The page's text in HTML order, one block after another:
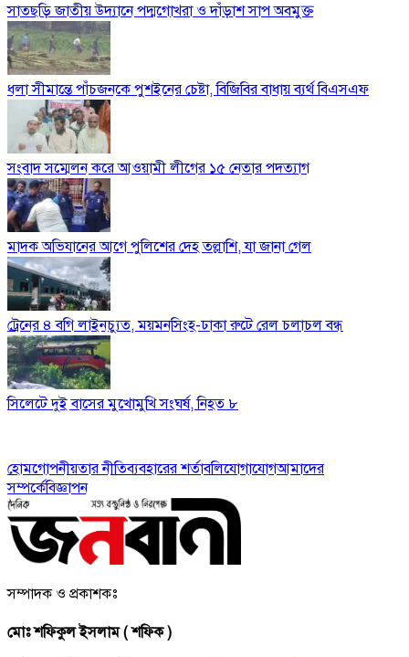
সাতছড়ি জাতীয় উদ্যানে পদ্মগোখরা ও দাঁড়াশ সাপ অবমুক্ত
ধলা সীমান্তে পাঁচজনকে পুশইনের চেষ্টা, বিজিবির বাধায় ব্যর্থ বিএসএফ
সংবাদ সম্মেলন করে আওয়ামী লীগের ১৫ নেতার পদত্যাগ
মাদক অভিযানের আগে পুলিশের দেহ তল্লাশি, যা জানা গেল
ট্রেনের ৪ বগি লাইনচ্যুত, ময়মনসিংহ-ঢাকা রুটে রেল চলাচল বন্ধ
সিলেটে দুই বাসের মুখোমুখি সংঘর্ষ, নিহত ৮
হোমগোপনীয়তার নীতিব্যবহারের শর্তাবলিযোগাযোগআমাদের
সম্পর্কেবিজ্ঞাপন
সম্পাদক ও প্রকাশকঃ
মোঃ শফিকুল ইসলাম ( শফিক )